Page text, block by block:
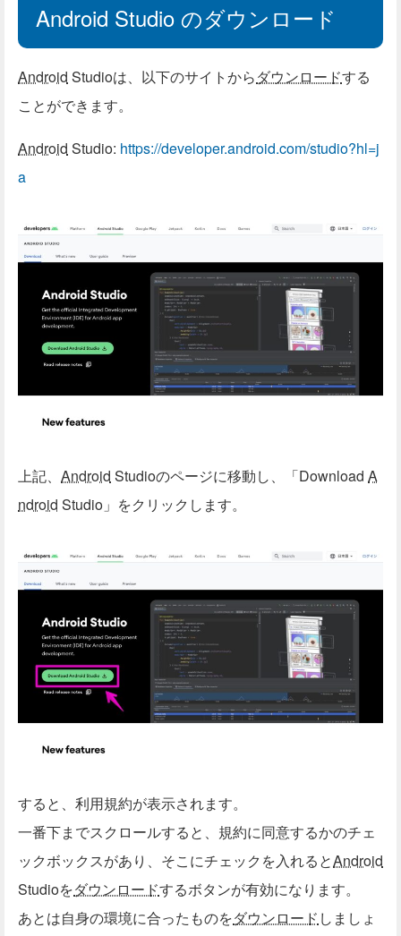
Android Studio のダウンロード
Android Studioは、以下のサイトからダウンロードする
ことができます。
Android Studio: https://developer.android.com/studio?hl=j
a
上記、 Android Studioのページに移動し、「Download A
ndroid Studio」をクリックします。
すると、利用規約が表示されます。
一番下までスクロールすると、規約に同意するかのチェ
ックボックスがあり、そこにチェックを入れるとAndroid
Studioをダウンロードするボタンが有効になります。
あとは自身の環境に合ったものをダウンロード しましょ